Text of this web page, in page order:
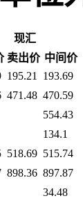
现汇
卖出价 中间价
195.21
193.69
471.48 470.59
554.43
134.1
518.69 515.74
898.36 897.87
34.48